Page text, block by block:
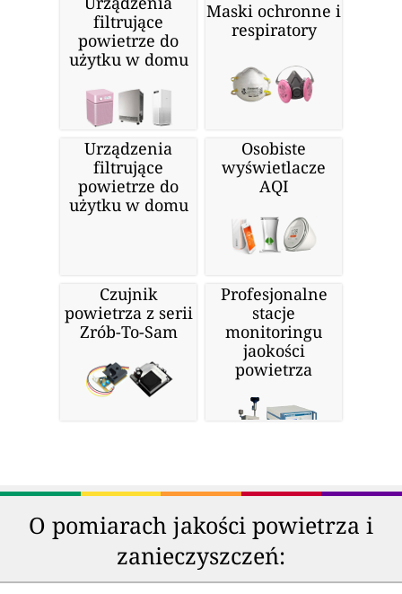
filtrujące
powietrze do
użytku w domu
Maski ochronne i
respiratory
Urządzenia
filtrujące
powietrze do
użytku w domu
Osobiste
wyświetlacze
AQI
Czujnik
powietrza z serii
Zrób-To-Sam
Profesjonalne
stacje
monitoringu
jaokości
powietrza
O pomiarach jakości powietrza i
zanieczyszczeń: